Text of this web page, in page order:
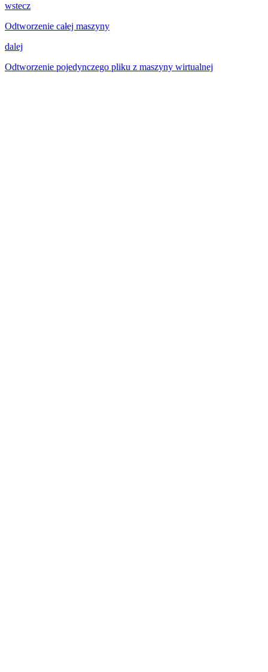
wstecz
Odtworzenie całej maszyny
dalej
Odtworzenie pojedynczego pliku z maszyny wirtualnej